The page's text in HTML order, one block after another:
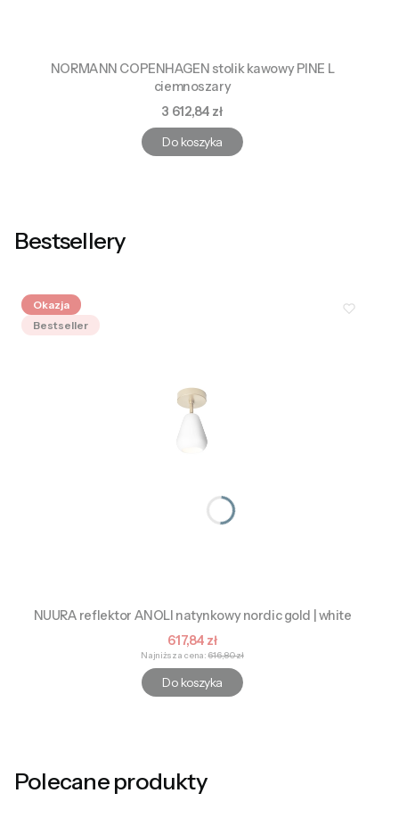
NORMANN COPENHAGEN stolik kawowy PINE L
ciemnoszary
Cena
3 612,84 zł
Do koszyka
Bestsellery
Okazja
Bestseller
NUURA reflektor ANOLI natynkowy nordic gold | white
Cena promocyjna
617,84 zł
Najniższa cena: 616,80 zł
Do koszyka
Polecane produkty